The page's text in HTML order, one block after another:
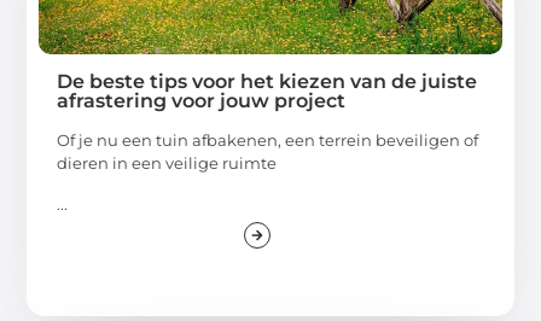
De beste tips voor het kiezen van de juiste
afrastering voor jouw project
Of je nu een tuin afbakenen, een terrein beveiligen of
dieren in een veilige ruimte
...